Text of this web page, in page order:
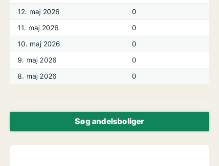
12. maj 2026
0
11. maj 2026
0
10. maj 2026
0
9. maj 2026
0
8. maj 2026
0
Søg andelsboliger